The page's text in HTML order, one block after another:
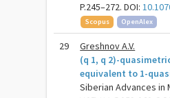
P.245–272. DOI:
Scopus
OpenAlex
29
Greshnov A.V.
(q 1, q 2)-
equivalent to 1-
Siberian Advances in